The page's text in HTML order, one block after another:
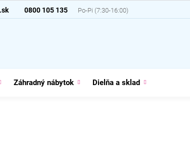
0800 105 135
Záhradný nábytok Dielňa a sklad